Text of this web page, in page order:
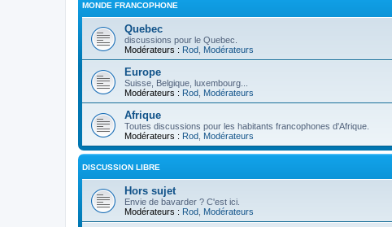
MONDE FRANCOPHONE
Quebec
discussions pour le Quebec.
Modérateurs : Rod Modérateurs
Europe
Suisse, Belgique, luxembourg...
Modérateurs : Rod Modérateurs
Afrique
Toutes discussions pour les habitants francophones d'Afrique.
Modérateurs : Rod Modérateurs
DISCUSSION LIBRE
Hors sujet
Envie de bavarder ? C'est ici.
Modérateurs : Rod Modérateurs